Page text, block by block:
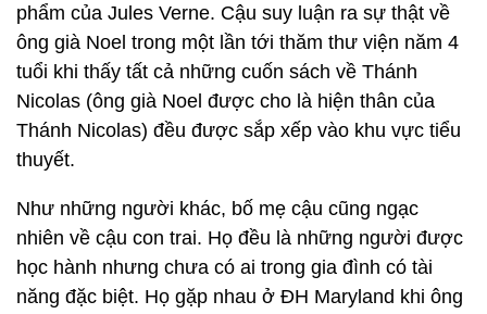
phẩm của Jules Verne. Cậu suy luận ra sự thật về
ông già Noel trong một lần tới thăm thư viện năm 4
tuổi khi thấy tất cả những cuốn sách về Thánh
Nicolas (ông già Noel được cho là hiện thân của
Thánh Nicolas) đều được sắp xếp vào khu vực tiểu
thuyết.
Như những người khác, bố mẹ cậu cũng ngạc
nhiên về cậu con trai. Họ đều là những người được
học hành nhưng chưa có ai trong gia đình có tài
năng đặc biệt. Họ gặp nhau ở ĐH Maryland khi ông